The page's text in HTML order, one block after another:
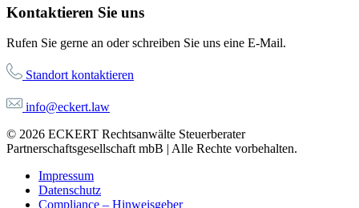
Kontaktieren Sie uns
Rufen Sie gerne an oder schreiben Sie uns eine E-Mail.
Standort kontaktieren
info@eckert.law
© 2026 ECKERT Rechtsanwälte Steuerberater
Partnerschaftsgesellschaft mbB | Alle Rechte vorbehalten.
Impressum
Datenschutz
Compliance – Hinweisgeber